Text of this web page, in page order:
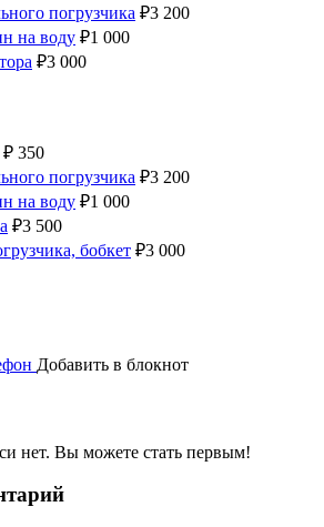
погрузчика ₽3 200
на воду ₽1 000
₽3 000
₽ 350
погрузчика ₽3 200
на воду ₽1 000
₽3 500
бобкет ₽3 000
Добавить в блокнот
нет. Вы можете стать первым!